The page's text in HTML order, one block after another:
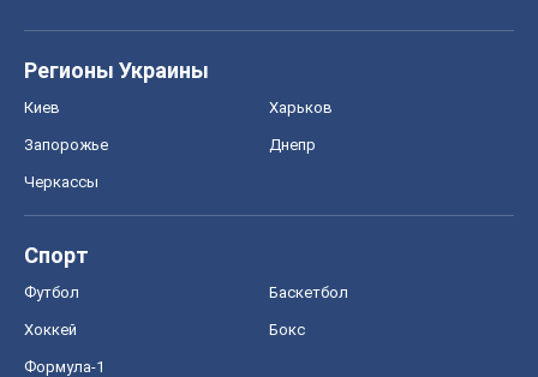
Регионы Украины
Киев Харьков
Запорожье Днепр
Черкассы
Спорт
Футбол Баскетбол
Хоккей Бокс
Формула-1